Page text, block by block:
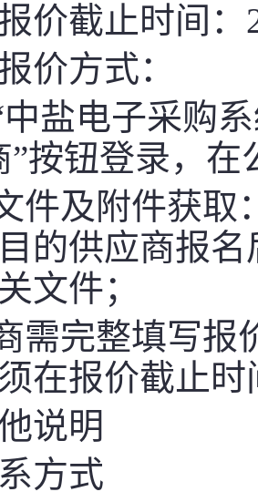
报价截止时间：
价方式：
盐电子采购
”按钮登录，
件及附件获取
的供应商报
文件；
需完整填写报
在报价截止
说明
方式